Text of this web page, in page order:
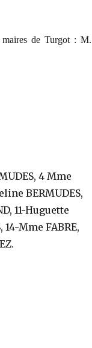
maires de Turgot : M.
4 Mme
BERMUDES,
11-Huguette
14-Mme FABRE,